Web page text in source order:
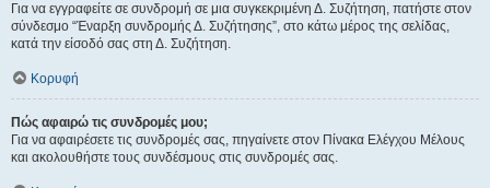
Για να εγγραφείτε σε συνδρομή σε μια συγκεκριμένη Δ. Συζήτηση, πατήστε στον
σύνδεσμο “Έναρξη συνδρομής Δ. Συζήτησης”, στο κάτω μέρος της σελίδας,
κατά την είσοδό σας στη Δ. Συζήτηση.
Κορυφή
Πώς αφαιρώ τις συνδρομές μου;
Για να αφαιρέσετε τις συνδρομές σας, πηγαίνετε στον Πίνακα Ελέγχου Μέλους
και ακολουθήστε τους συνδέσμους στις συνδρομές σας.